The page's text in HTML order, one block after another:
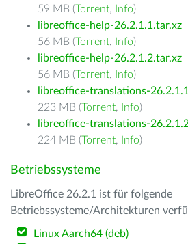
59 MB (Torrent, Info)
libreoffice-help-26.2.1.1.tar.xz
56 MB (Torrent, Info)
libreoffice-help-26.2.1.2.tar.xz
56 MB (Torrent, Info)
libreoffice-translations-
223 MB (Torrent, Info)
libreoffice-translations-
224 MB (Torrent, Info)
Betriebssysteme
LibreOffice 26.2.1 ist für folgende
Betriebssysteme/Architekturen
Linux Aarch64 (deb)